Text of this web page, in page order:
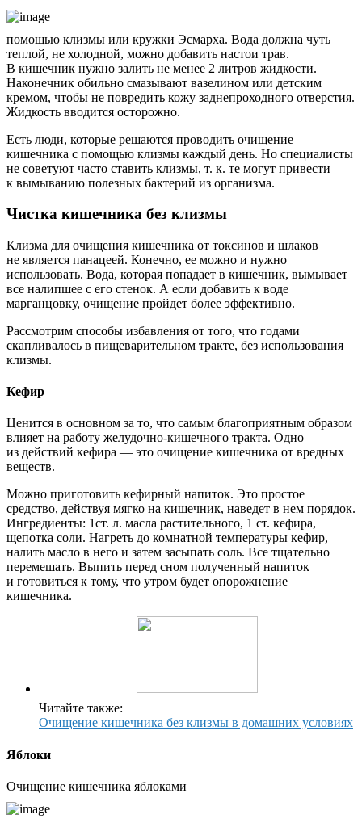
помощью клизмы или кружки Эсмарха. Вода должна чуть
теплой, не холодной, можно добавить настои трав.
В кишечник нужно залить не менее 2 литров жидкости.
Наконечник обильно смазывают вазелином или детским
кремом, чтобы не повредить кожу заднепроходного отверстия.
Жидкость вводится осторожно.
Есть люди, которые решаются проводить очищение
кишечника с помощью клизмы каждый день. Но специалисты
не советуют часто ставить клизмы, т. к. те могут привести
к вымыванию полезных бактерий из организма.
Чистка кишечника без клизмы
Клизма для очищения кишечника от токсинов и шлаков
не является панацеей. Конечно, ее можно и нужно
использовать. Вода, которая попадает в кишечник, вымывает
все налипшее с его стенок. А если добавить к воде
марганцовку, очищение пройдет более эффективно.
Рассмотрим способы избавления от того, что годами
скапливалось в пищеварительном тракте, без использования
клизмы.
Кефир
Ценится в основном за то, что самым благоприятным образом
влияет на работу желудочно-кишечного тракта. Одно
из действий кефира — это очищение кишечника от вредных
веществ.
Можно приготовить кефирный напиток. Это простое
средство, действуя мягко на кишечник, наведет в нем порядок.
Ингредиенты: 1ст. л. масла растительного, 1 ст. кефира,
щепотка соли. Нагреть до комнатной температуры кефир,
налить масло в него и затем засыпать соль. Все тщательно
перемешать. Выпить перед сном полученный напиток
и готовиться к тому, что утром будет опорожнение
кишечника.
Читайте также:
Очищение кишечника без клизмы в домашних условиях
Яблоки
Очищение кишечника яблоками